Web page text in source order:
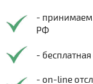
- принимаем
РФ
-
- on-line